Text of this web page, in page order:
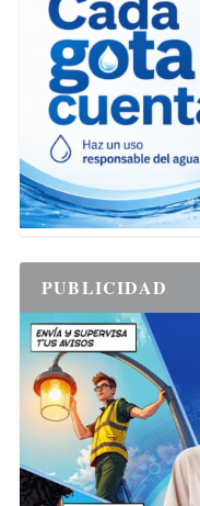
PUBLICIDAD